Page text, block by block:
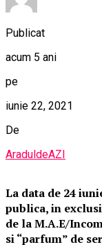
Publicat
acum 5 ani
pe
iunie 22, 2021
De
AraduldeAZI
La data de 24
publica, in
de la M.A.E/
si “parfum” de